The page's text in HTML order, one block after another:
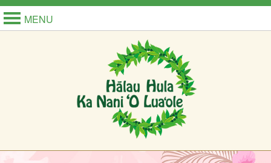
MENU